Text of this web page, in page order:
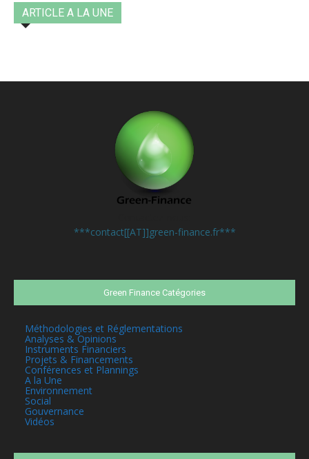
ARTICLE A LA UNE
***contact[[AT]]green-finance.fr***
Green Finance Catégories
Méthodologies et Réglementations
Analyses & Opinions
Instruments Financiers
Projets & Financements
Conférences et Plannings
A la Une
Environnement
Social
Gouvernance
Vidéos